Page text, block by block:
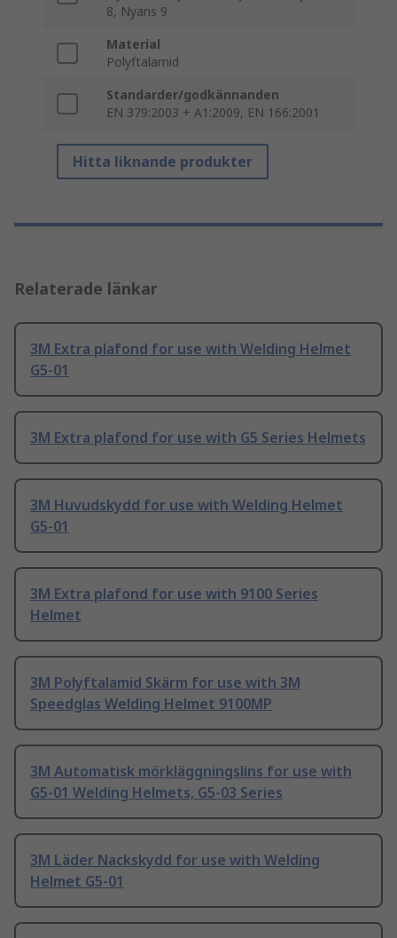
8, Nyans 9
Material
Polyftalamid
Standarder/godkännanden
EN 379:2003 + A1:2009, EN 166:2001
Hitta liknande produkter
Relaterade länkar
3M Extra plafond for use with Welding Helmet
G5-01
3M Extra plafond for use with G5 Series Helmets
3M Huvudskydd for use with Welding Helmet
G5-01
3M Extra plafond for use with 9100 Series
Helmet
3M Polyftalamid Skärm for use with 3M
Speedglas Welding Helmet 9100MP
3M Automatisk mörkläggningslins for use with
G5-01 Welding Helmets, G5-03 Series
3M Läder Nackskydd for use with Welding
Helmet G5-01